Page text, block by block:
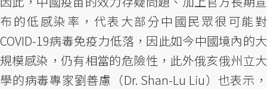
布的低感染率，代表大部分中國民眾很可能對
COVID-19病毒免疫力低落，因此如今中國境內的大
規模感染，仍有相當的危險性，此外俄亥俄州立大
學的病毒專家劉善慮（Dr. Shan-Lu Liu）也表示，